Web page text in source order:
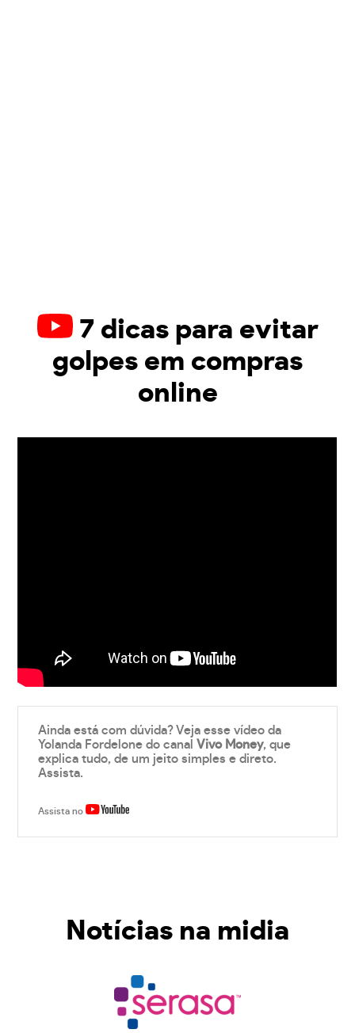
7 dicas para evitar
golpes em compras
online
Ainda está com dúvida? Veja esse vídeo da
Yolanda Fordelone do canalVivo Money, que
explica tudo, de um jeito simples e direto.
Assista.
Assista no
Notícias na midia